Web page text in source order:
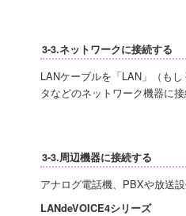
3-3.ネットワークに接続する
LANケーブルを「LAN」（も
タなどのネットワーク機器に接
3-3.周辺機器に接続する
アナログ電話機、PBXや放送
LANdeVOICE4シリーズ